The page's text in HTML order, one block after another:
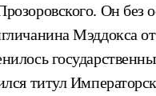
Он без
Мэддокса
титул